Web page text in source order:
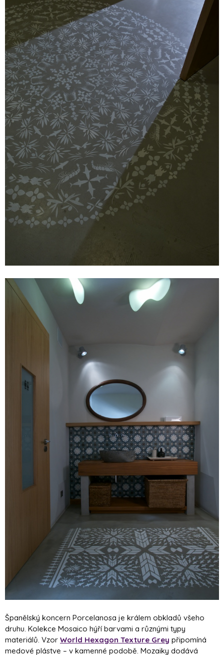
Španělský koncern Porcelanosa je králem obkladů všeho
druhu. Kolekce Mosaico hýří barvami a různými typy
materiálů. Vzor World Hexagon Texture Grey připomíná
medové plástve – v kamenné podobě. Mozaiky dodává